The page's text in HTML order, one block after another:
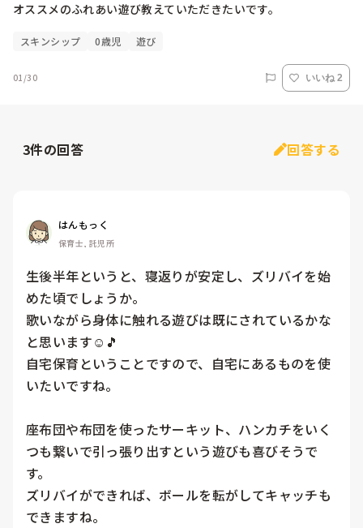
オススメのふれあい遊び教えていただきたいです。
スキンシップ 0歳児 遊び
01/30 いいね 2
3件の回答 回答する
はんもっく
保育士, 託児所
生後半年というと、寝返りが安定し、ズリバイを始
めた頃でしょうか。
歌いながら身体に触れる遊びは既にされているかな
と思います☺️🎵
自宅保育ということですので、自宅にあるものを使
いたいですね。
座布団や布団を使ったサーキット、ハンカチをいく
つも繋いで引っ張り出すという遊びも喜びそうで
す。
ズリバイができれば、ボールを転がしてキャッチも
できますね。